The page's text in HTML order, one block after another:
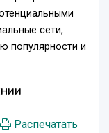
сети,
популярности и
Распечатать